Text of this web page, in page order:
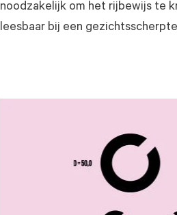
noodzakelijk om het rijbewijs te
leesbaar bij een